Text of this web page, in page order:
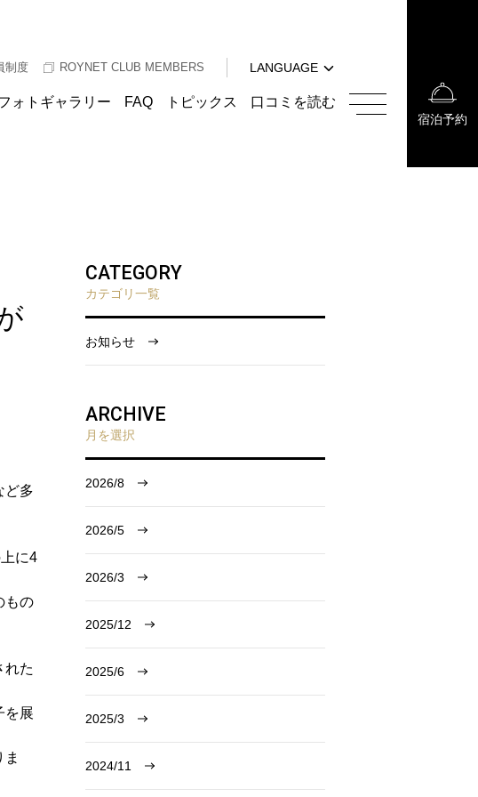
制度 ROYNET CLUB MEMBERS
LANGUAGE
English
ォトギャラリー FAQ トピックス 口コミを読む
ど多
に4
もの
れた
を展
CATEGORY
カテゴリ一覧
お知らせ
ARCHIVE
月を選択
2026/8
2026/5
2026/3
2025/12
2025/6
2025/3
2024/11
한국어
宿泊予約